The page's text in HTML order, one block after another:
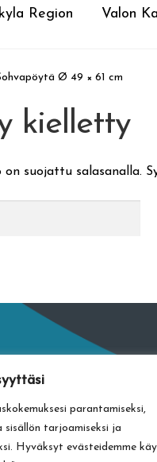
parantamiseksi,
sisällön tarjoamiseksi ja
Hyväksyt evästeidemme
Region Valon
Ø 49 × 61 cm
kielletty
on suojattu salasanalla.